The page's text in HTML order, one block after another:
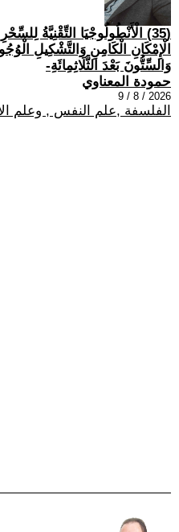
(35) الْأَنْطُولُوجْيَا التِّقْنِيَّةُ
الْإِمْكَانِ الْكَامِنِ وَالتَّشْكِيلِ
وَالسِّتُّونَ بَعْدَ الثَّلَاثِمِائَةِ-
حمودة المعناوي
2026 / 8 / 9
الفلسفة ,علم النفس , وعلم